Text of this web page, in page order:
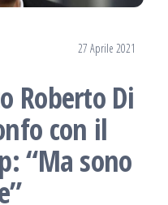
27 Aprile 2021
Roberto Di
con il
“Ma sono